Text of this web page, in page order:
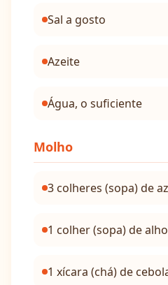
Sal a gosto
Azeite
Água, o suficiente
Molho
3 colheres (sopa) de
1 colher (sopa) de
1 xícara (chá) de